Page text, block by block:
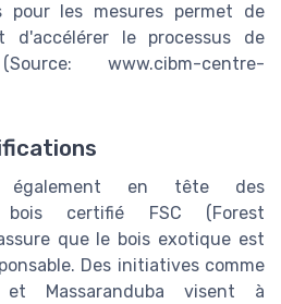
pour les mesures permet de
d'accélérer le processus de
www.cibm-centre-
en tête des
bois certifié FSC (Forest
que le bois exotique est
Des initiatives comme
Massaranduba visent à